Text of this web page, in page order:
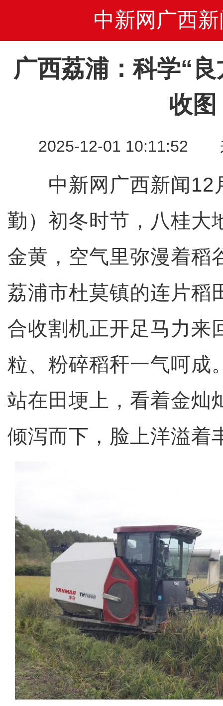
中新网广西新
广西荔浦：科学“
收图
2025-12-01 10:11:52
中新网广西新闻12
勤）初冬时节，八桂大
金黄，空气里弥漫着稻
荔浦市杜莫镇的连片稻
合收割机正开足马力来
粒、粉碎稻秆一气呵成
站在田埂上，看着金灿
倾泻而下，脸上洋溢着